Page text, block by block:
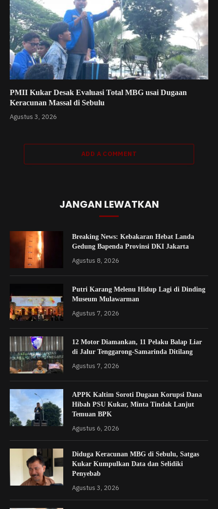
PMII Kukar Desak Evaluasi Total MBG usai Dugaan
Keracunan Massal di Sebulu
Agustus 3, 2026
ADD A COMMENT
JANGAN LEWATKAN
Breaking News: Kebakaran Hebat Landa
Gedung Bapenda Provinsi DKI Jakarta
Agustus 8, 2026
Putri Karang Melenu Hidup Lagi di Dinding
Museum Mulawarman
Agustus 7, 2026
12 Motor Diamankan, 11 Pelaku Balap Liar
di Jalur Tenggarong-Samarinda Ditilang
Agustus 7, 2026
APPK Kaltim Soroti Dugaan Korupsi Dana
Hibah PSU Kukar, Minta Tindak Lanjut
Temuan BPK
Agustus 6, 2026
Diduga Keracunan MBG di Sebulu, Satgas
Kukar Kumpulkan Data dan Selidiki
Penyebab
Agustus 3, 2026